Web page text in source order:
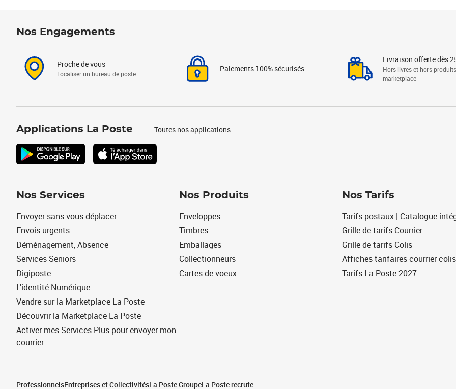
Nos Engagements
Proche de vous
Localiser un bureau de poste
Paiements 100% sécurisés
Livraison offerte dès
Hors livres et hors produits
marketplace
Applications La Poste Toutes nos applications
Nos Services
Envoyer sans vous déplacer
Envois urgents
Déménagement, Absence
Services Seniors
Digiposte
L'identité Numérique
Vendre sur la Marketplace La Poste
Découvrir la Marketplace La Poste
Activer mes Services Plus pour envoyer mon
courrier
Nos Produits
Enveloppes
Timbres
Emballages
Collectionneurs
Cartes de voeux
Nos Tarifs
Tarifs postaux | Catalogue
Grille de tarifs Courrier
Grille de tarifs Colis
Affiches tarifaires courrier colis
Tarifs La Poste 2027
ProfessionnelsEntreprises et CollectivitésLa Poste GroupeLa Poste recrute